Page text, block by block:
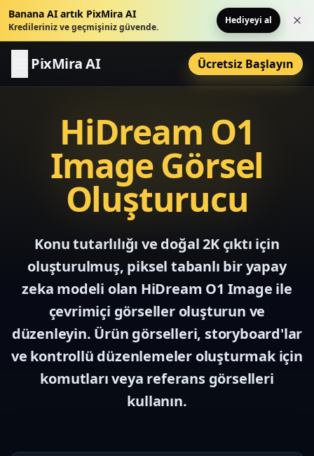
Banana AI artık PixMira AI
Kredileriniz ve geçmişiniz güvende.
Hediyeyi al Bu
PixMira AI Ücretsiz Başlayın
HiDream O1
Image Görsel
Oluşturucu
Konu tutarlılığı ve doğal 2K çıktı için
oluşturulmuş, piksel tabanlı bir yapay
zeka modeli olan HiDream O1 Image ile
çevrimiçi görseller oluşturun ve
düzenleyin. Ürün görselleri, storyboard'lar
ve kontrollü düzenlemeler oluşturmak için
komutları veya referans görselleri
kullanın.